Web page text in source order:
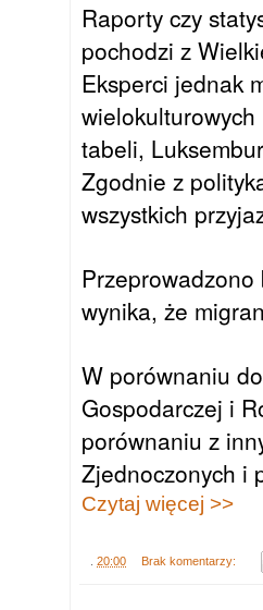
Raporty czy
pochodzi z
Eksperci jednak
tabeli,
Zgodnie z
wszystkich
wynika, że
W porównaniu
Gospodarczej i
porównaniu z
Zjednoczonych i
Czytaj więcej >>
20:00 Brak komentarzy: